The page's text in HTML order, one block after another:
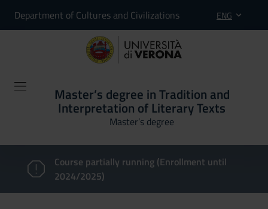
Department of Cultures and Civilizations ENG
Master’s degree in Tradition and
Interpretation of Literary Texts
Master’s degree
Course partially running (Enrollment until
2024/2025)